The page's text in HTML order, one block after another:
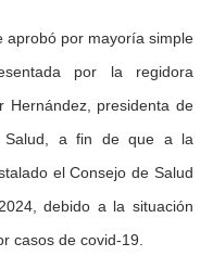
aprobó por mayoría simple
por la regidora
Hernández, presidenta de
Salud, a fin de que a la
el Consejo de Salud
debido a la situación
casos de covid-19.